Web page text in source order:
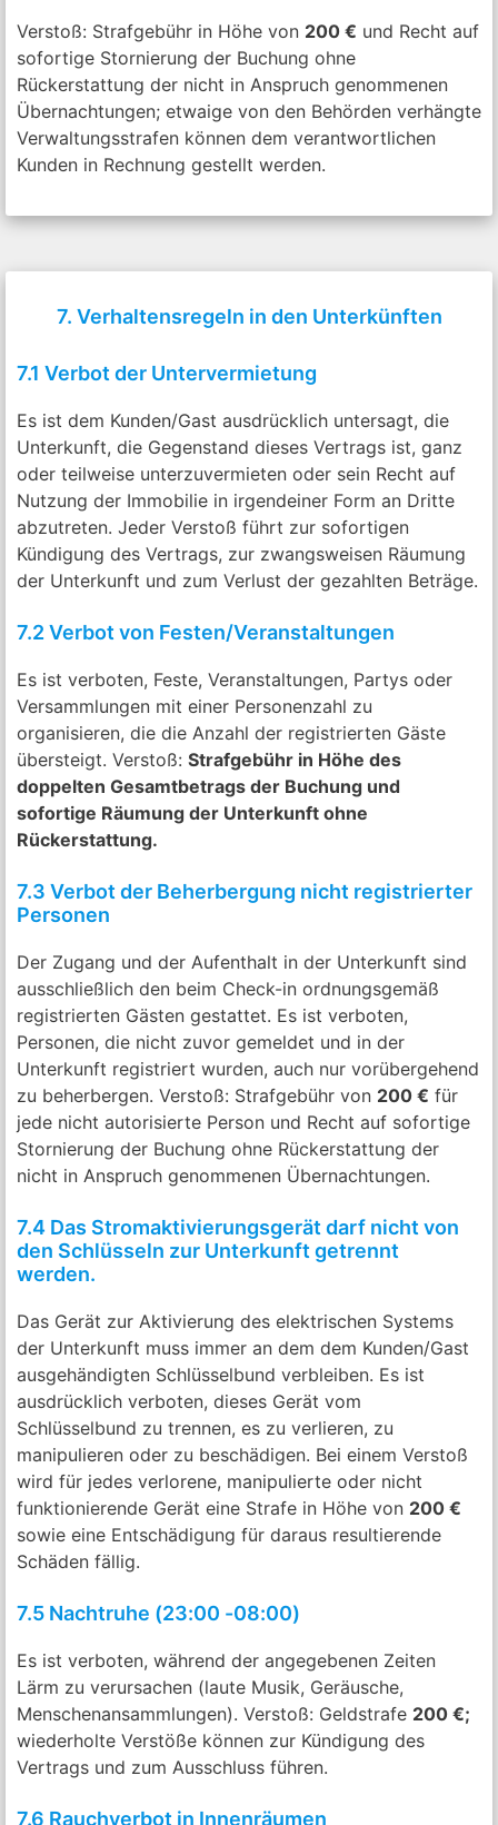
Verstoß: Strafgebühr in Höhe von 200 € und Recht auf
sofortige Stornierung der Buchung ohne
Rückerstattung der nicht in Anspruch genommenen
Übernachtungen; etwaige von den Behörden verhängte
Verwaltungsstrafen können dem verantwortlichen
Kunden in Rechnung gestellt werden.
7. Verhaltensregeln in den Unterkünften
7.1 Verbot der Untervermietung
Es ist dem Kunden/Gast ausdrücklich untersagt, die
Unterkunft, die Gegenstand dieses Vertrags ist, ganz
oder teilweise unterzuvermieten oder sein Recht auf
Nutzung der Immobilie in irgendeiner Form an Dritte
abzutreten. Jeder Verstoß führt zur sofortigen
Kündigung des Vertrags, zur zwangsweisen Räumung
der Unterkunft und zum Verlust der gezahlten Beträge.
7.2 Verbot von Festen/Veranstaltungen
Es ist verboten, Feste, Veranstaltungen, Partys oder
Versammlungen mit einer Personenzahl zu
organisieren, die die Anzahl der registrierten Gäste
übersteigt. Verstoß: Strafgebühr in Höhe des
doppelten Gesamtbetrags der Buchung und
sofortige Räumung der Unterkunft ohne
Rückerstattung.
7.3 Verbot der Beherbergung nicht registrierter
Personen
Der Zugang und der Aufenthalt in der Unterkunft sind
ausschließlich den beim Check-in ordnungsgemäß
registrierten Gästen gestattet. Es ist verboten,
Personen, die nicht zuvor gemeldet und in der
Unterkunft registriert wurden, auch nur vorübergehend
zu beherbergen. Verstoß: Strafgebühr von 200 € für
jede nicht autorisierte Person und Recht auf sofortige
Stornierung der Buchung ohne Rückerstattung der
nicht in Anspruch genommenen Übernachtungen.
7.4 Das Stromaktivierungsgerät darf nicht von
den Schlüsseln zur Unterkunft getrennt
werden.
Das Gerät zur Aktivierung des elektrischen Systems
der Unterkunft muss immer an dem dem Kunden/Gast
ausgehändigten Schlüsselbund verbleiben. Es ist
ausdrücklich verboten, dieses Gerät vom
Schlüsselbund zu trennen, es zu verlieren, zu
manipulieren oder zu beschädigen. Bei einem Verstoß
wird für jedes verlorene, manipulierte oder nicht
funktionierende Gerät eine Strafe in Höhe von 200 €
sowie eine Entschädigung für daraus resultierende
Schäden fällig.
7.5 Nachtruhe (23:00 -08:00)
Es ist verboten, während der angegebenen Zeiten
Lärm zu verursachen (laute Musik, Geräusche,
Menschenansammlungen). Verstoß: Geldstrafe 200 €;
wiederholte Verstöße können zur Kündigung des
Vertrags und zum Ausschluss führen.
7.6 Rauchverbot in Innenräumen